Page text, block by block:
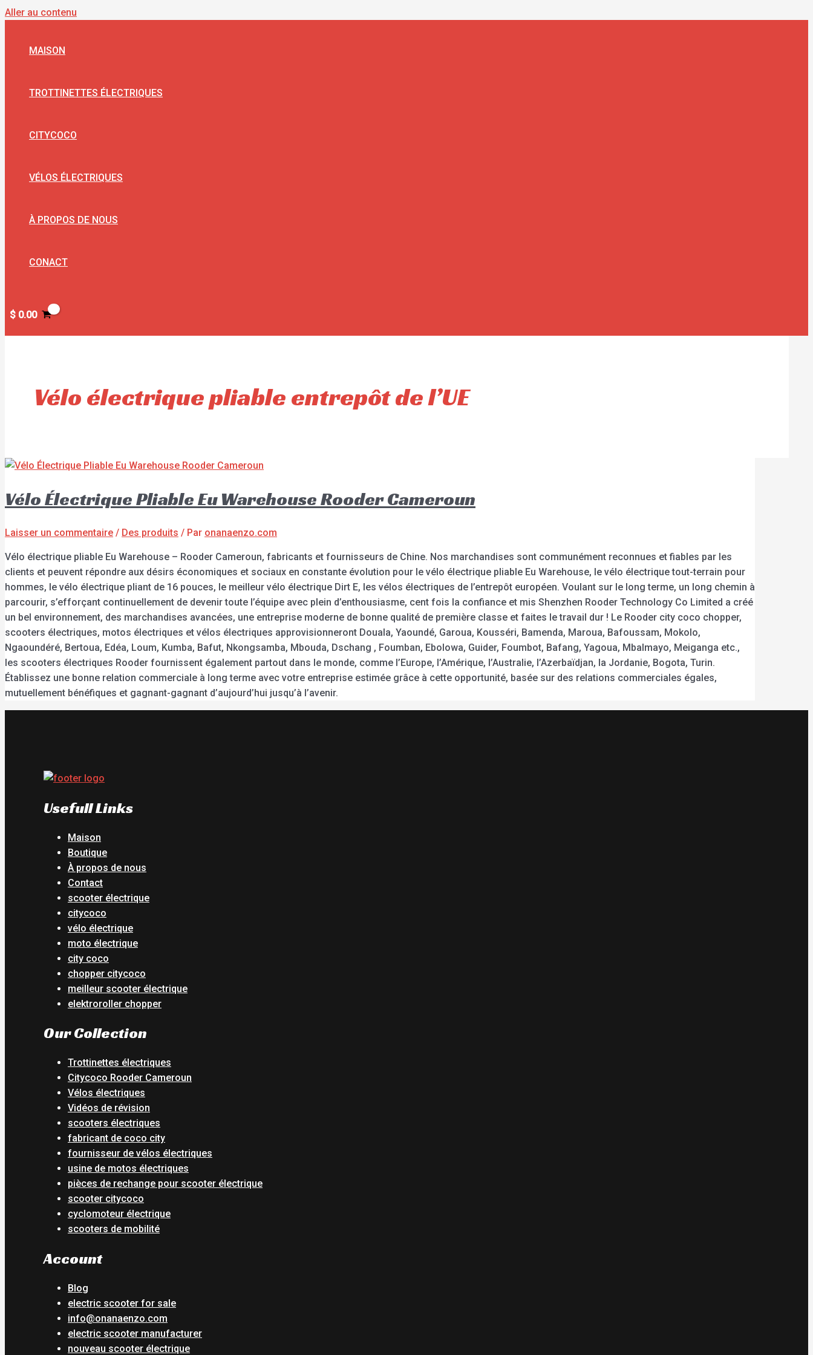
Aller au contenu
MAISON
TROTTINETTES ÉLECTRIQUES
CITYCOCO
VÉLOS ÉLECTRIQUES
À PROPOS DE NOUS
CONACT
$ 0.00
Vélo électrique pliable entrepôt de l’UE
Vélo Électrique Pliable Eu Warehouse Rooder Cameroun
Laisser un commentaire / Des produits / Par onanaenzo.com
Vélo électrique pliable Eu Warehouse – Rooder Cameroun, fabricants et fournisseurs de Chine. Nos marchandises sont communément reconnues et fiables par les
clients et peuvent répondre aux désirs économiques et sociaux en constante évolution pour le vélo électrique pliable Eu Warehouse, le vélo électrique tout-terrain pour
hommes, le vélo électrique pliant de 16 pouces, le meilleur vélo électrique Dirt E, les vélos électriques de l’entrepôt européen. Voulant sur le long terme, un long chemin à
parcourir, s’efforçant continuellement de devenir toute l’équipe avec plein d’enthousiasme, cent fois la confiance et mis Shenzhen Rooder Technology Co Limited a créé
un bel environnement, des marchandises avancées, une entreprise moderne de bonne qualité de première classe et faites le travail dur ! Le Rooder city coco chopper,
scooters électriques, motos électriques et vélos électriques approvisionneront Douala, Yaoundé, Garoua, Kousséri, Bamenda, Maroua, Bafoussam, Mokolo,
Ngaoundéré, Bertoua, Edéa, Loum, Kumba, Bafut, Nkongsamba, Mbouda, Dschang , Foumban, Ebolowa, Guider, Foumbot, Bafang, Yagoua, Mbalmayo, Meiganga etc.,
les scooters électriques Rooder fournissent également partout dans le monde, comme l’Europe, l’Amérique, l’Australie, l’Azerbaïdjan, la Jordanie, Bogota, Turin.
Établissez une bonne relation commerciale à long terme avec votre entreprise estimée grâce à cette opportunité, basée sur des relations commerciales égales,
mutuellement bénéfiques et gagnant-gagnant d’aujourd’hui jusqu’à l’avenir.
Usefull Links
Maison
Boutique
À propos de nous
Contact
scooter électrique
citycoco
vélo électrique
moto électrique
city coco
chopper citycoco
meilleur scooter électrique
elektroroller chopper
Our Collection
Trottinettes électriques
Citycoco Rooder Cameroun
Vélos électriques
Vidéos de révision
scooters électriques
fabricant de coco city
fournisseur de vélos électriques
usine de motos électriques
pièces de rechange pour scooter électrique
scooter citycoco
cyclomoteur électrique
scooters de mobilité
Account
Blog
electric scooter for sale
info@onanaenzo.com
electric scooter manufacturer
nouveau scooter électrique